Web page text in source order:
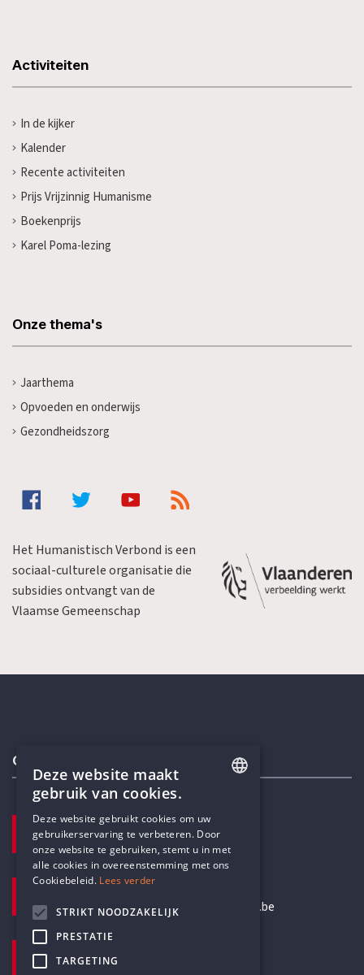
Activiteiten
In de kijker
Kalender
Recente activiteiten
Prijs Vrijzinnig Humanisme
Boekenprijs
Karel Poma-lezing
Onze thema's
Jaarthema
Opvoeden en onderwijs
Gezondheidszorg
Het Humanistisch Verbond is een
sociaal-culturele organisatie die
subsidies ontvangt van de
Vlaamse Gemeenschap
Contactgegevens
TELEFOON
+32 3 233 70 32
E-MAILADRES
secretariaat@humanistischverbond.be
Pottenbrug 4
DUTCH
Deze website maakt
gebruik van cookies.
Deze website gebruikt cookies om uw
gebruikerservaring te verbeteren. Door
onze website te gebruiken, stemt u in met
alle cookies in overeenstemming met ons
Cookiebeleid. Lees verder
STRIKT NOODZAKELIJK
PRESTATIE
TARGETING